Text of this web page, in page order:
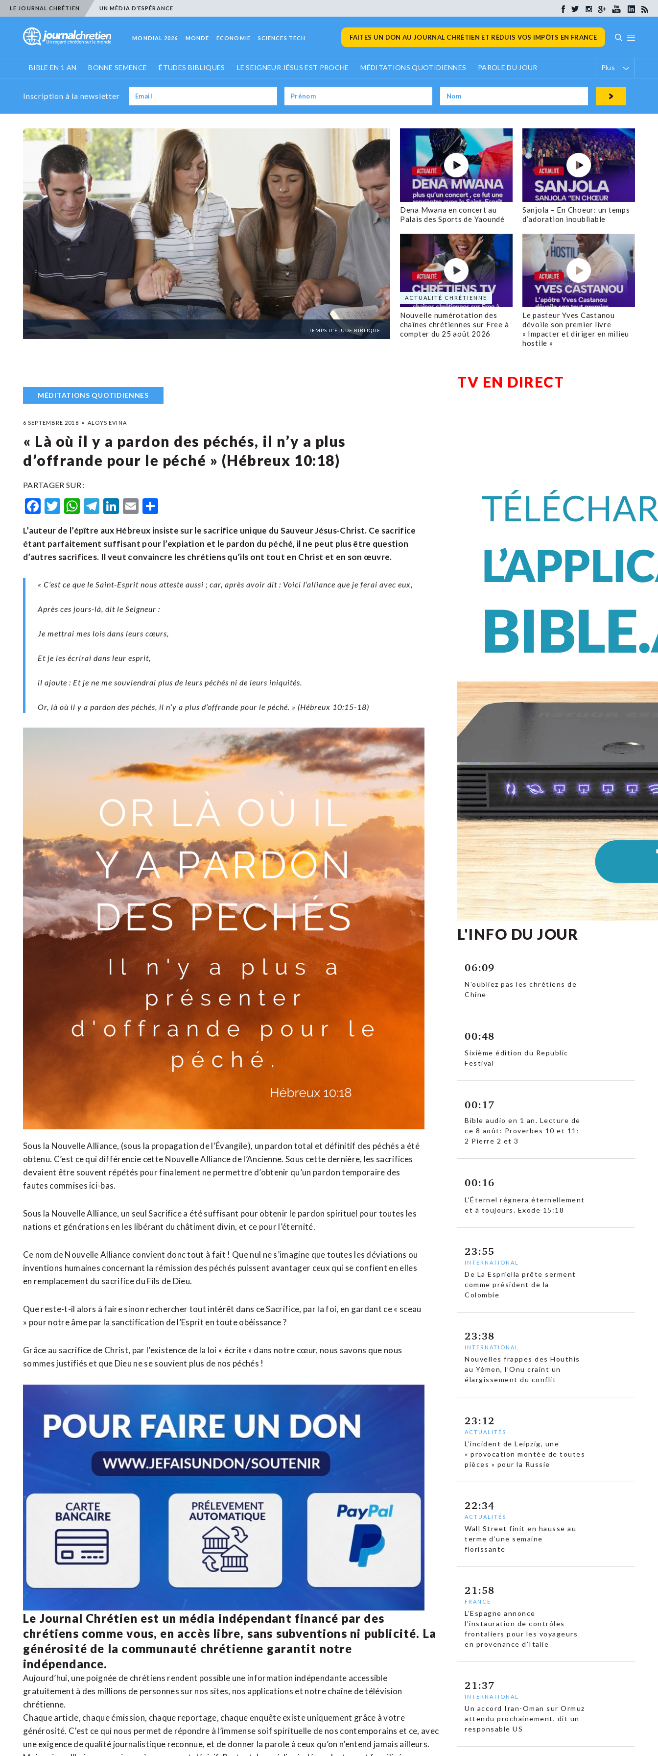
LE JOURNAL CHRÉTIEN UN MÉDIA D’ESPÉRANCE
MONDIAL 2026 MONDE ECONOMIE SCIENCES TECH FAITES UN DON AU JOURNAL CHRÉTIEN ET RÉDUIS VOS IMPÔTS EN FRANCE
BIBLE EN 1 AN BONNE SEMENCE ÉTUDES BIBLIQUES LE SEIGNEUR JÉSUS EST PROCHE MÉDITATIONS QUOTIDIENNES PAROLE DU JOUR Plus
Inscription à la newsletter
TEMPS D'ÉTUDE BIBLIQUE
Dena Mwana en concert au
Palais des Sports de Yaoundé
Sanjola – En Choeur: un temps
d’adoration inoubliable
ACTUALITÉ CHRÉTIENNE
Nouvelle numérotation des
chaînes chrétiennes sur Free à
compter du 25 août 2026
Le pasteur Yves Castanou
dévoile son premier livre
« Impacter et diriger en milieu
hostile »
MÉDITATIONS QUOTIDIENNES
6 SEPTEMBRE 2018 ALOYS EVINA
« Là où il y a pardon des péchés, il n’y a plus
d’offrande pour le péché » (Hébreux 10:18)
PARTAGER SUR :
Facebook
Twitter
WhatsApp
Telegram
LinkedIn
Email
L’auteur de l’épître aux Hébreux insiste sur le sacrifice unique du Sauveur Jésus-Christ. Ce sacrifice
étant parfaitement suffisant pour l’expiation et le pardon du péché, il ne peut plus être question
d’autres sacrifices. Il veut convaincre les chrétiens qu’ils ont tout en Christ et en son œuvre.
« C’est ce que le Saint-Esprit nous atteste aussi ; car, après avoir dit : Voici l’alliance que je ferai avec eux,
Après ces jours-là, dit le Seigneur :
Je mettrai mes lois dans leurs cœurs,
Et je les écrirai dans leur esprit,
il ajoute : Et je ne me souviendrai plus de leurs péchés ni de leurs iniquités.
Or, là où il y a pardon des péchés, il n’y a plus d’offrande pour le péché. » (Hébreux 10:15-18)
Sous la Nouvelle Alliance, (sous la propagation de l’Évangile), un pardon total et définitif des péchés a été
obtenu. C’est ce qui différencie cette Nouvelle Alliance de l’Ancienne. Sous cette dernière, les sacrifices
devaient être souvent répétés pour finalement ne permettre d’obtenir qu’un pardon temporaire des
fautes commises ici-bas.
Sous la Nouvelle Alliance, un seul Sacrifice a été suffisant pour obtenir le pardon spirituel pour toutes les
nations et générations en les libérant du châtiment divin, et ce pour l’éternité.
Ce nom de Nouvelle Alliance convient donc tout à fait ! Que nul ne s’imagine que toutes les déviations ou
inventions humaines concernant la rémission des péchés puissent avantager ceux qui se confient en elles
en remplacement du sacrifice du Fils de Dieu.
Que reste-t-il alors à faire sinon rechercher tout intérêt dans ce Sacrifice, par la foi, en gardant ce « sceau
» pour notre âme par la sanctification de l’Esprit en toute obéissance ?
Grâce au sacrifice de Christ, par l’existence de la loi « écrite » dans notre cœur, nous savons que nous
sommes justifiés et que Dieu ne se souvient plus de nos péchés !
Le Journal Chrétien est un média indépendant financé par des
chrétiens comme vous, en accès libre, sans subventions ni publicité. La
générosité de la communauté chrétienne garantit notre
indépendance.
Aujourd’hui, une poignée de chrétiens rendent possible une information indépendante accessible
gratuitement à des millions de personnes sur nos sites, nos applications et notrechaîne de télévision
chrétienne.
Chaque article, chaque émission, chaque reportage, chaque enquête existe uniquement grâce à votre
générosité. C’est ce qui nous permet de répondre à l’immense soif spirituelle de nos contemporains et ce, avec
une exigence de qualité journalistique reconnue, et de donner la parole à ceux qu’on n’entend jamais ailleurs.
TV EN DIRECT
L'INFO DU JOUR
06:09
N’oubliez pas les chrétiens de
Chine
00:48
Sixième édition du Republic
Festival
00:17
Bible audio en 1 an. Lecture de
ce 8 août: Proverbes 10 et 11;
2 Pierre 2 et 3
00:16
L’Éternel régnera éternellement
et à toujours. Exode 15:18
23:55
INTERNATIONAL
De La Espriella prête serment
comme président de la
Colombie
23:38
INTERNATIONAL
Nouvelles frappes des Houthis
au Yémen, l’Onu craint un
élargissement du conflit
23:12
ACTUALITÉS
L’incident de Leipzig, une
« provocation montée de toutes
pièces » pour la Russie
22:34
ACTUALITÉS
Wall Street finit en hausse au
terme d’une semaine
florissante
21:58
FRANCE
L’Espagne annonce
l’instauration de contrôles
frontaliers pour les voyageurs
en provenance d’Italie
21:37
INTERNATIONAL
Un accord Iran-Oman sur Ormuz
attendu prochainement, dit un
responsable US